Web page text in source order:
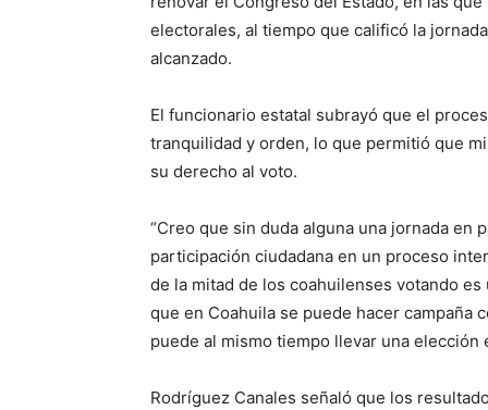
electorales, al tiempo que calificó la
alcanzado.
El funcionario estatal subrayó que el
tranquilidad y orden, lo que permitió que
su derecho al voto.
“Creo que sin duda alguna una jornada en
participación ciudadana en un proceso
de la mitad de los coahuilenses votando
que en Coahuila se puede hacer campaña
puede al mismo tiempo llevar una elección
Rodríguez Canales señaló que los